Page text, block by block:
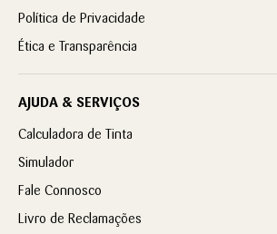
Política de Privacidade
Ética e Transparência
AJUDA & SERVIÇOS
Calculadora de Tinta
Simulador
Fale Connosco
Livro de Reclamações